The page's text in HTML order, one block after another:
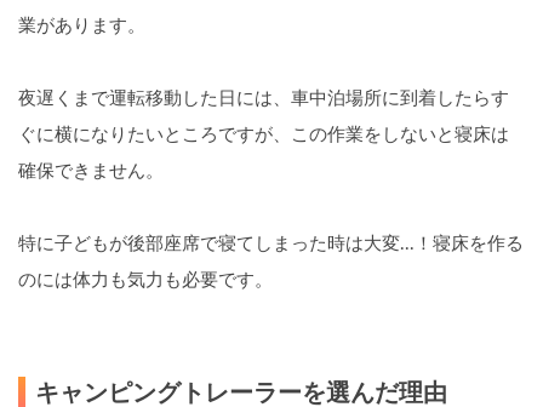
業があります。
夜遅くまで運転移動した日には、車中泊場所に到着したらす
ぐに横になりたいところですが、この作業をしないと寝床は
確保できません。
特に子どもが後部座席で寝てしまった時は大変...！寝床を作る
のには体力も気力も必要です。
キャンピングトレーラーを選んだ理由